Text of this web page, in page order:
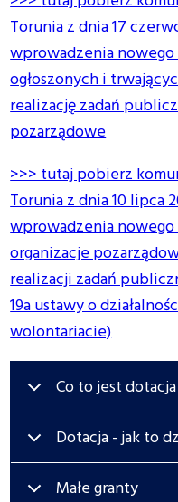
Torunia z dnia 17
wprowadzenia
ogłoszonych i
realizację zadań
pozarządowe
>>> tutaj pobierz
Torunia z dnia 10 lipca
wprowadzenia nowego
organizacje
realizacji zadań
19a ustawy o
wolontariacie)
Co to jest
Dotacja - jak to
Małe granty